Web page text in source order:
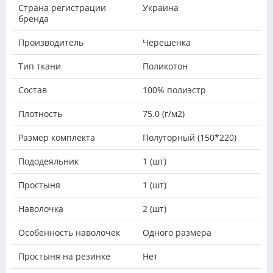
Страна регистрации
бренда
Украина
Производитель Черешенка
Тип ткани Поликотон
Состав 100% полиэстр
Плотность 75.0 (г/м2)
Размер комплекта Полуторный (150*220)
Пододеяльник 1 (шт)
Простыня 1 (шт)
Наволочка 2 (шт)
Особенность наволочек Одного размера
Простыня на резинке Нет